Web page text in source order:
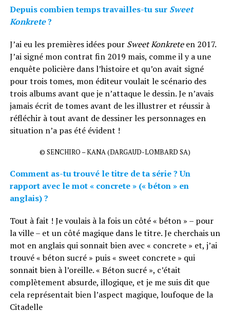
Depuis combien temps travailles-tu sur Sweet
Konkrete?
J’ai eu les premières idées pour Sweet Konkreteen 2017.
J’ai signé mon contrat fin 2019 mais, comme il y a une
enquête policière dans l’histoire et qu’on avait signé
pour trois tomes, mon éditeur voulait le scénario des
trois albums avant que je n’attaque le dessin. Je n’avais
jamais écrit de tomes avant de les illustrer et réussir à
réfléchir à tout avant de dessiner les personnages en
situation n’a pas été évident !
© SENCHIRO – KANA (DARGAUD-LOMBARD SA)
Comment as-tu trouvé le titre de ta série ? Un
rapport avec le mot « concrete » (« béton » en
anglais) ?
Tout à fait ! Je voulais à la fois un côté « béton » – pour
la ville – et un côté magique dans le titre. Je cherchais un
mot en anglais qui sonnait bien avec « concrete » et, j’ai
trouvé « béton sucré » puis « sweet concrete » qui
sonnait bien à l’oreille. « Béton sucré », c’était
complètement absurde, illogique, et je me suis dit que
cela représentait bien l’aspect magique, loufoque de la
Citadelle